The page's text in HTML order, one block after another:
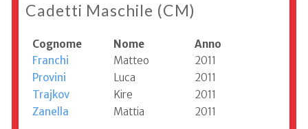
Cadetti Maschile (CM)
Cognome Nome
Anno
Franchi
Matteo
2011
Provini
Luca
2011
Trajkov
Kire
2011
Zanella
Mattia 2011